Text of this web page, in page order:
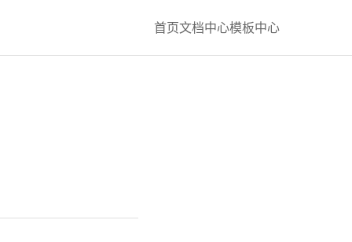
首页文档中心模板中心